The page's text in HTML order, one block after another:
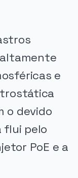
e
o devido
flui pelo
PoE e a